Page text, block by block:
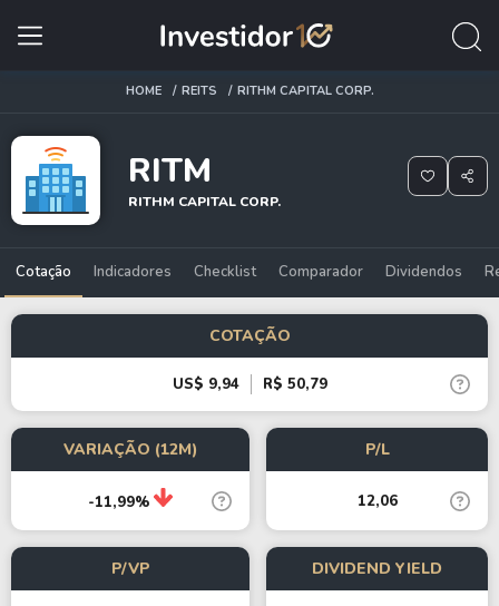
HOME REITS RITHM CAPITAL CORP.
RITM
RITHM CAPITAL CORP.
Cotação Indicadores Checklist Comparador Dividendos
COTAÇÃO
US$ 9,94 R$ 50,79
VARIAÇÃO (12M)
-11,99%
P/L
12,06
P/VP DIVIDEND YIELD